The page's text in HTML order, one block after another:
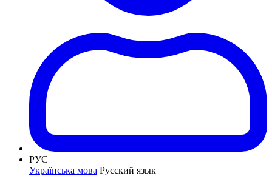
РУС
Українська мова Русский язык